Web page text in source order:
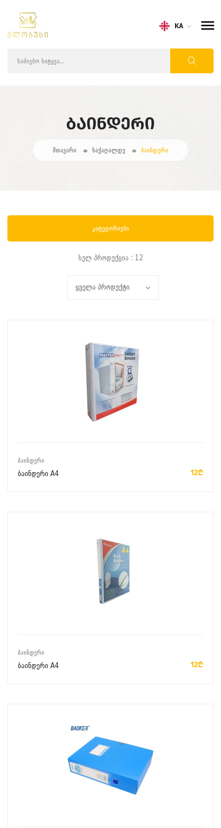
KA
ᲑᲐᲘᲜᲓᲔᲠᲘ
მთავარი საქაღალდე ბაინდერი
კატეგორიები
სულ პროდუქცია : 12
ᲑᲐᲘᲜᲓᲔᲠᲘ
ბაინდერი A4 12₾
ᲑᲐᲘᲜᲓᲔᲠᲘ
ბაინდერი A4 12₾